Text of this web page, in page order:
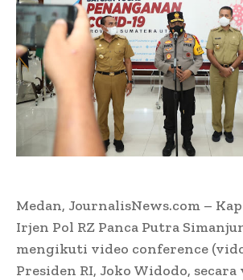
Medan, JournalisNews.com –
Irjen Pol RZ Panca Putra
mengikuti video conference
Presiden RI, Joko Widodo,